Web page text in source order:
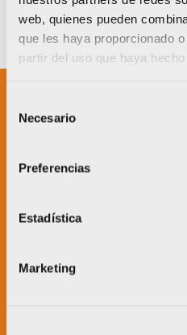
web, quienes pueden
que les haya proporcionado
partir del uso que haya
Necesario
Preferencias
Estadística
Marketing